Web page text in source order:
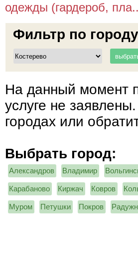
одежды (гардероб,
Фильтр по
На данный момент
услуге не
городах или
Выбрать город:
Александров Владимир
Карабаново Киржач Ковров
Муром Петушки Покров